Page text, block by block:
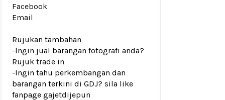
Facebook
Email
Rujukan tambahan
-Ingin jual barangan fotografi anda?
Rujuk trade in
-Ingin tahu perkembangan dan
barangan terkini di GDJ? sila like
fanpage gajetdijepun